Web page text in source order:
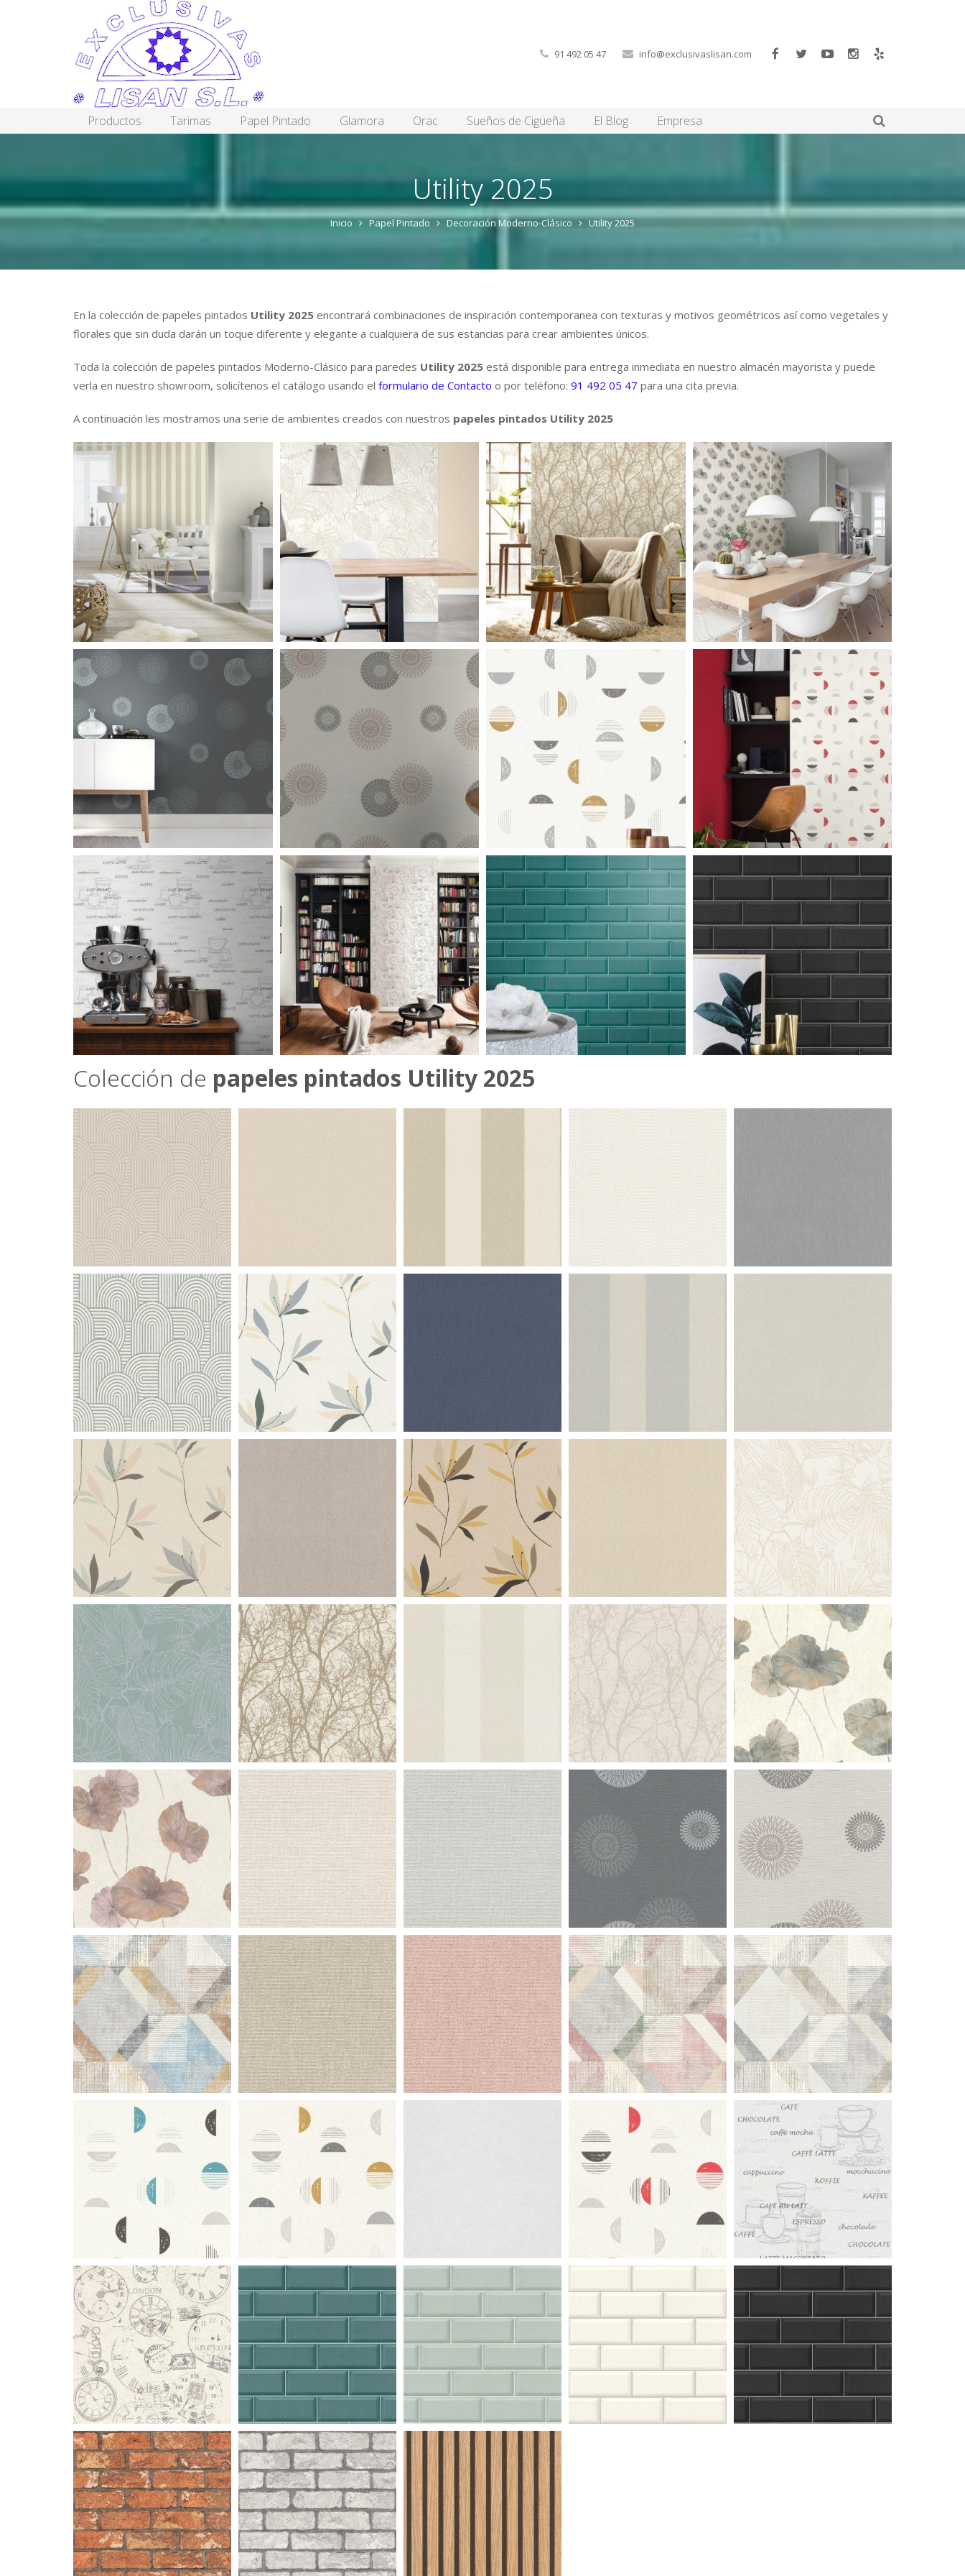
91 492 05 47 info@exclusivaslisan.com
Productos Tarimas Papel Pintado Glamora Orac Sueños de Cigüeña El Blog Empresa
Utility 2025
Inicio Papel Pintado Decoración Moderno-Clásico Utility 2025
En la colección de papeles pintados Utility 2025 encontrará combinaciones de inspiración contemporanea con texturas y motivos geométricos así como vegetales y
florales que sin duda darán un toque diferente y elegante a cualquiera de sus estancias para crear ambientes únicos.
Toda la colección de papeles pintados Moderno-Clásico para paredes Utility 2025 está disponible para entrega inmediata en nuestro almacén mayorista y puede
verla en nuestro showroom, solicítenos el catálogo usando el formulario de Contacto o por teléfono: 91 492 05 47 para una cita previa.
A continuación les mostramos una serie de ambientes creados con nuestros papeles pintados Utility 2025
Colección de papeles pintados Utility 2025